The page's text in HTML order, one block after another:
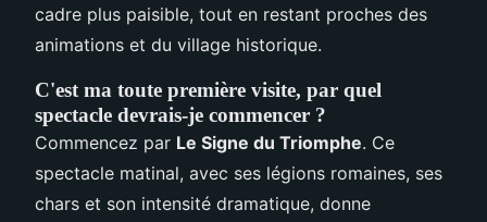
cadre plus paisible, tout en restant proches des
animations et du village historique.
C'est ma toute première visite, par quel
spectacle devrais-je commencer ?
Commencez par Le Signe du Triomphe. Ce
spectacle matinal, avec ses légions romaines, ses
chars et son intensité dramatique, donne